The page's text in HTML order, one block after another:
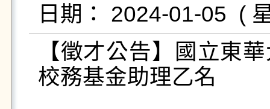
【徵才公告】國立東
校務基金助理乙名